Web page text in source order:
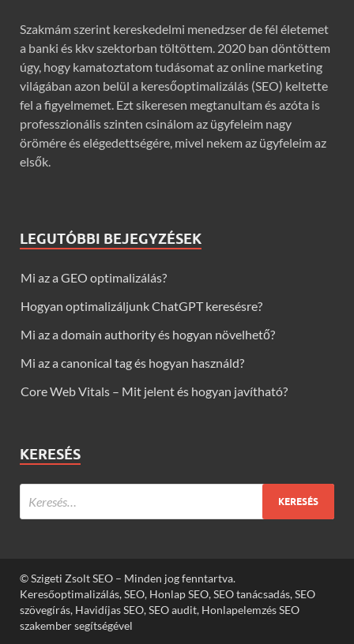
Szakmám szerint kereskedelmi menedzser de fél életemet
a banki és kkv szektorban töltöttem. 2020 ban döntöttem
úgy, hogy kamatoztatom tudásomat az online marketing
világában azon belül a keresőoptimalizálás (SEO) keltette
fel a figyelmemet. Ezt sikeresen megtanultam és azóta is
professzionális szinten csinálom az ügyfeleim nagy
örömére és elégedettségére, mivel nekem az ügyfeleim az
elsők.
LEGUTÓBBI BEJEGYZÉSEK
Mi az a GEO optimalizálás?
Hogyan optimalizáljunk ChatGPT keresésre?
Mi az a domain authority és hogyan növelhető?
Mi az a canonical tag és hogyan használd?
Core Web Vitals – Mit jelent és hogyan javítható?
KERESÉS
© Szigeti Zsolt SEO – Minden jog fenntartva.
Keresőoptimalizálás, SEO, Honlap SEO, SEO tanácsadás, SEO
szövegírás, Havidíjas SEO, SEO audit, Honlapelemzés SEO
szakember segítségével